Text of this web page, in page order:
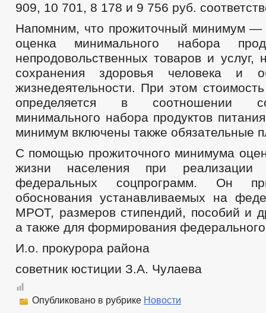
909, 10 701, 8 178 и 9 756 руб.
Напомним, что прожиточный минимум —
оценка минимального набора
непродовольственных товаров и услуг,
сохранения здоровья человека и
жизнедеятельности. При этом
определяется в соотношении
минимального набора продуктов
минимум включены также обязательные
С помощью прожиточного минимума
жизни населения при реализации
федеральных соцпрограмм. Он
обоснования устанавливаемых на
МРОТ, размеров стипендий, пособий и
а также для формирования
И.о. прокурора района
советник юстиции З.А. Чулаева
Опубликовано в рубрике Новости